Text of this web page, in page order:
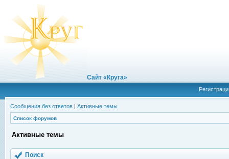
Сайт «Круга»
Сообщения без ответов | Активные темы
Список форумов
Активные темы
Поиск